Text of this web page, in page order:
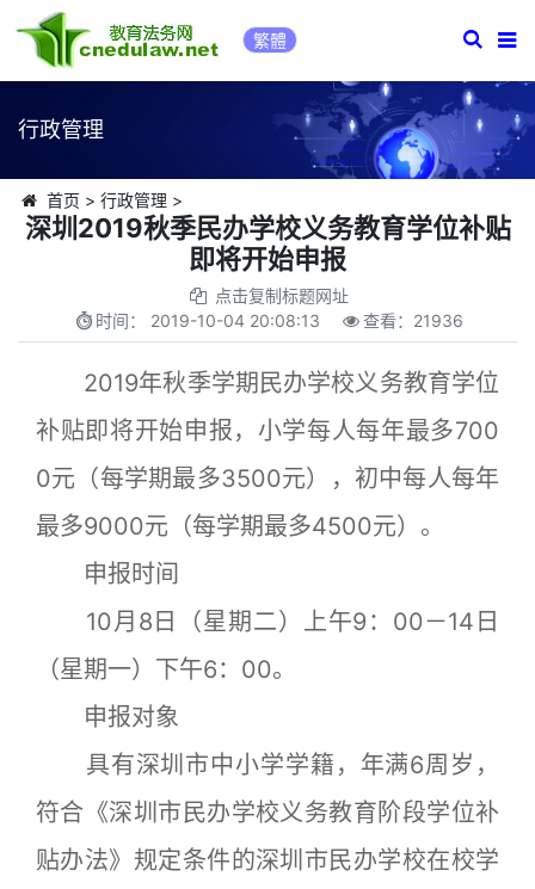
繁體
行政管理
首页 > 行政管理 >
深圳2019秋季民办学校义务教育学位补贴
即将开始申报
点击复制标题网址
时间： 2019-10-04 20:08:13 查看： 21936
2019年秋季学期民办学校义务教育学位
补贴即将开始申报，小学每人每年最多700
0元（每学期最多3500元），初中每人每年
最多9000元（每学期最多4500元）。
申报时间
10月8日（星期二）上午9：00－14日
（星期一）下午6：00。
申报对象
具有深圳市中小学学籍，年满6周岁，
符合《深圳市民办学校义务教育阶段学位补
贴办法》规定条件的深圳市民办学校在校学